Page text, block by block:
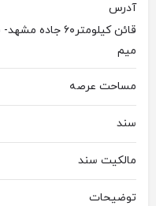
آدرس
قائن
میم
مساحت عرصه
سند
مالکیت سند
توضیحات